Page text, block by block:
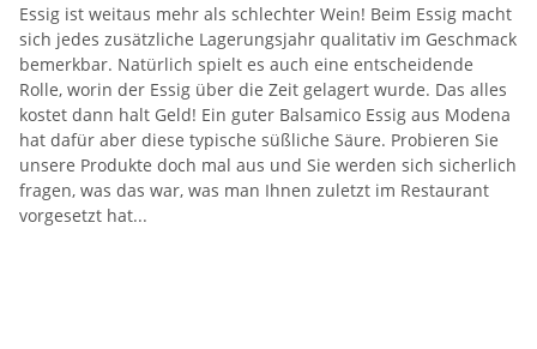
Essig ist weitaus mehr als schlechter Wein! Beim Essig macht
sich jedes zusätzliche Lagerungsjahr qualitativ im Geschmack
bemerkbar. Natürlich spielt es auch eine entscheidende
Rolle, worin der Essig über die Zeit gelagert wurde. Das alles
kostet dann halt Geld! Ein guter Balsamico Essig aus Modena
hat dafür aber diese typische süßliche Säure. Probieren Sie
unsere Produkte doch mal aus und Sie werden sich sicherlich
fragen, was das war, was man Ihnen zuletzt im Restaurant
vorgesetzt hat...